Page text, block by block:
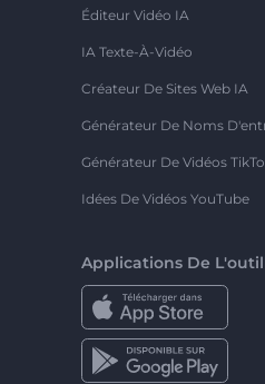
Éditeur Vidéo IA
IA Texte-À-Vidéo
Créateur De Sites Web IA
Générateur De Noms
Générateur De Vidéos
Idées De Vidéos YouTube
Applications De